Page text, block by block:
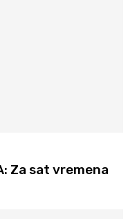
Za sat vremena